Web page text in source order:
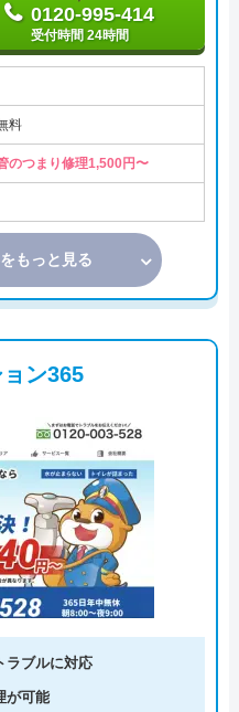
0120-995-414
受付時間 24時間
料
のつまり修理1,500円〜
もっと見る
ン365
ラブルに対応
が可能